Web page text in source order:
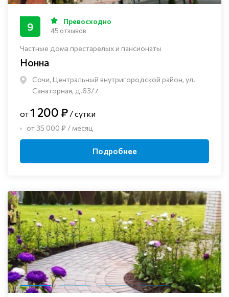
Частные дома престарелых и пансионаты
Нонна
Сочи, Центральный внутригородской район, ул.
Санаторная, д.63/7
9 Превосходно
45 отзывов
от1 200 ₽ / сутки
от 35 000 ₽ / месяц
Подробнее